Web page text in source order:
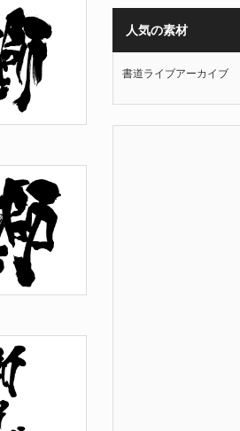
人気の素材
書道ライブアーカイブ